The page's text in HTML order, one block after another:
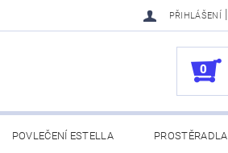
PŘIHLÁŠENÍ |
0
POVLEČENÍ ESTELLA PROSTĚRADLA